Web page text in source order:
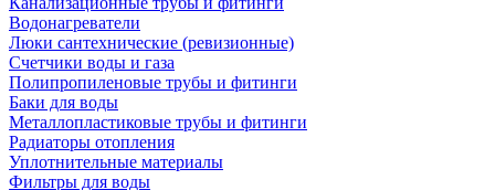
Водонагреватели
Люки сантехнические (ревизионные)
Счетчики воды и газа
Полипропиленовые трубы и фитинги
Баки для воды
Металлопластиковые трубы и фитинги
Радиаторы отопления
Уплотнительные материалы
Фильтры для воды